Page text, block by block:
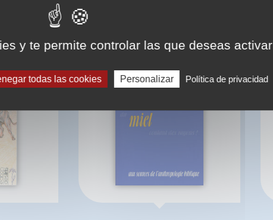
y te permite controlar las que deseas activar
todas las cookies Personalizar Política de privacidad